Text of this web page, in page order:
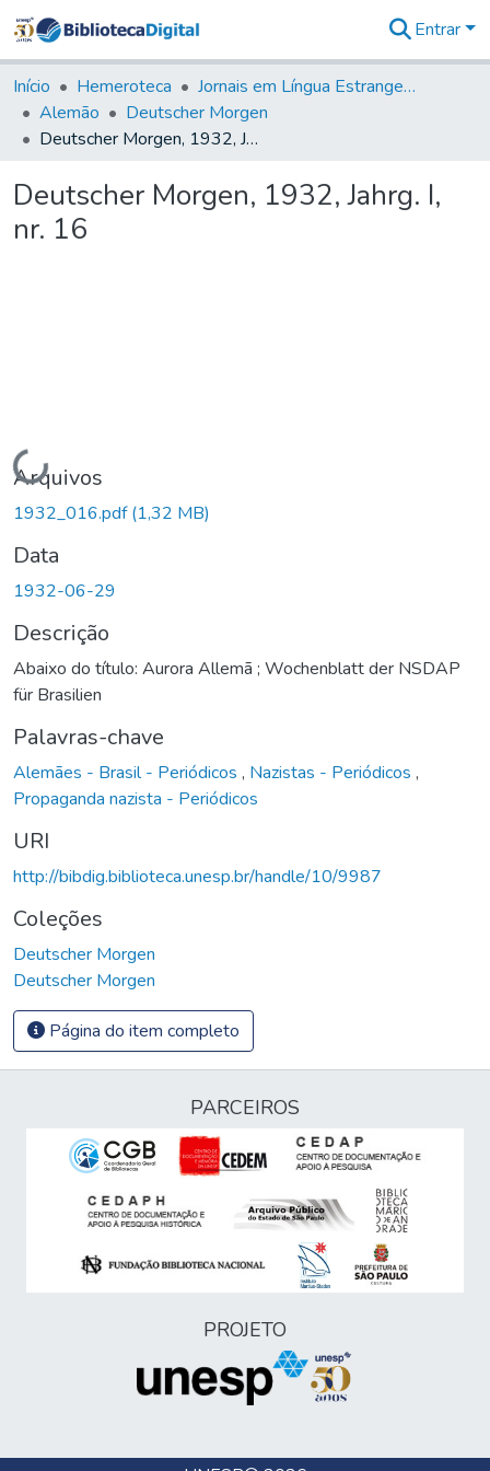
&
Coleções
Tudo na
Biblioteca
Estatísticas
Entrar
Início Hemeroteca
Jornais em Língua Estrangeira
Alemão
Deutscher Morgen
Deutscher Morgen, 1932, Jahrg. I, nr. 16
Deutscher Morgen, 1932, Jahrg. I,
nr. 16
Carregando...
Arquivos
1932_016.pdf(1,32 MB)
Data
1932-06-29
Descrição
Abaixo do título: Aurora Allemã ; Wochenblatt der NSDAP
für Brasilien
Palavras-chave
Alemães - Brasil - Periódicos , Nazistas - Periódicos ,
Propaganda nazista - Periódicos
URI
http://bibdig.biblioteca.unesp.br/handle/10/9987
Coleções
Deutscher Morgen
Deutscher Morgen
Página do item completo
PARCEIROS
PROJETO